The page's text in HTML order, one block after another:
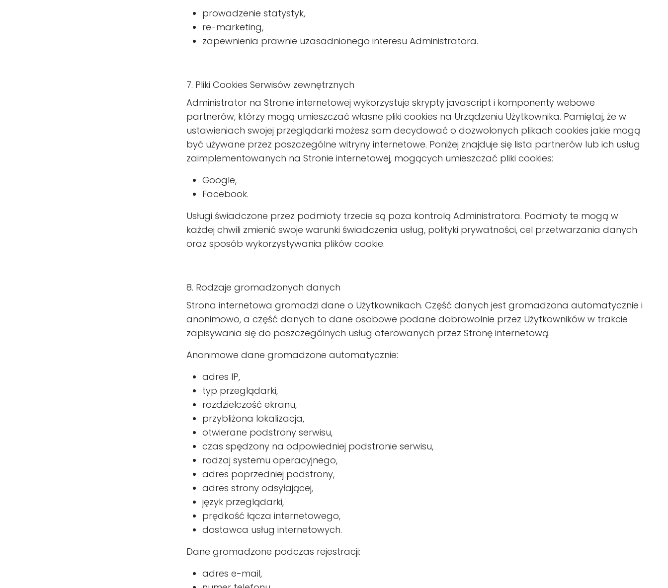
prowadzenie statystyk,
re-marketing,
zapewnienia prawnie uzasadnionego interesu Administratora.
7. Pliki Cookies Serwisów zewnętrznych
Administrator na Stronie internetowej wykorzystuje skrypty javascript i komponenty webowe
partnerów, którzy mogą umieszczać własne pliki cookies na Urządzeniu Użytkownika. Pamiętaj, że w
ustawieniach swojej przeglądarki możesz sam decydować o dozwolonych plikach cookies jakie mogą
być używane przez poszczególne witryny internetowe. Poniżej znajduje się lista partnerów lub ich usług
zaimplementowanych na Stronie internetowej, mogących umieszczać pliki cookies:
Google,
Facebook.
Usługi świadczone przez podmioty trzecie są poza kontrolą Administratora. Podmioty te mogą w
każdej chwili zmienić swoje warunki świadczenia usług, polityki prywatności, cel przetwarzania danych
oraz sposób wykorzystywania plików cookie.
8. Rodzaje gromadzonych danych
Strona internetowa gromadzi dane o Użytkownikach. Część danych jest gromadzona automatycznie i
anonimowo, a część danych to dane osobowe podane dobrowolnie przez Użytkowników w trakcie
zapisywania się do poszczególnych usług oferowanych przez Stronę internetową.
Anonimowe dane gromadzone automatycznie:
adres IP,
typ przeglądarki,
rozdzielczość ekranu,
przybliżona lokalizacja,
otwierane podstrony serwisu,
czas spędzony na odpowiedniej podstronie serwisu,
rodzaj systemu operacyjnego,
adres poprzedniej podstrony,
adres strony odsyłającej,
język przeglądarki,
prędkość łącza internetowego,
dostawca usług internetowych.
Dane gromadzone podczas rejestracji:
adres e-mail,